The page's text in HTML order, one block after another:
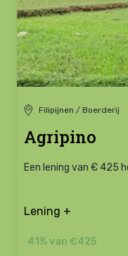
Filipijnen / Boerderij
Agripino
Een lening van € 425
Lening +
41% van €425